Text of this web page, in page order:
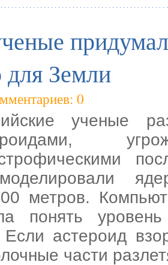
для Земли
0
ученые
метров.
понять
астероид
части